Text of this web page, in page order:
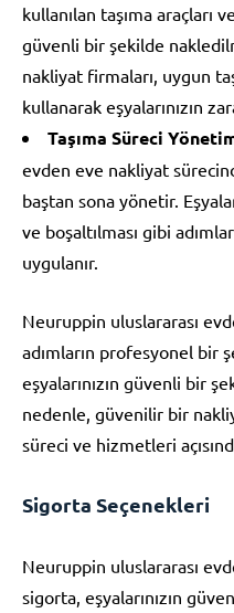
kullanılan taşıma araçları
güvenli bir şekilde
nakliyat firmaları, uygun
kullanarak eşyalarınızın
Taşıma Süreci
evden eve nakliyat
baştan sona yönetir.
ve boşaltılması gibi
uygulanır.
Neuruppin uluslararası
adımların profesyonel bir
eşyalarınızın güvenli bir
nedenle, güvenilir bir
süreci ve hizmetleri
Sigorta Seçenekleri
Neuruppin uluslararası
sigorta, eşyalarınızın